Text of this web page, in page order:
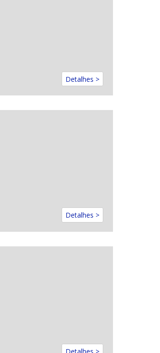
Detalhes >
Detalhes >